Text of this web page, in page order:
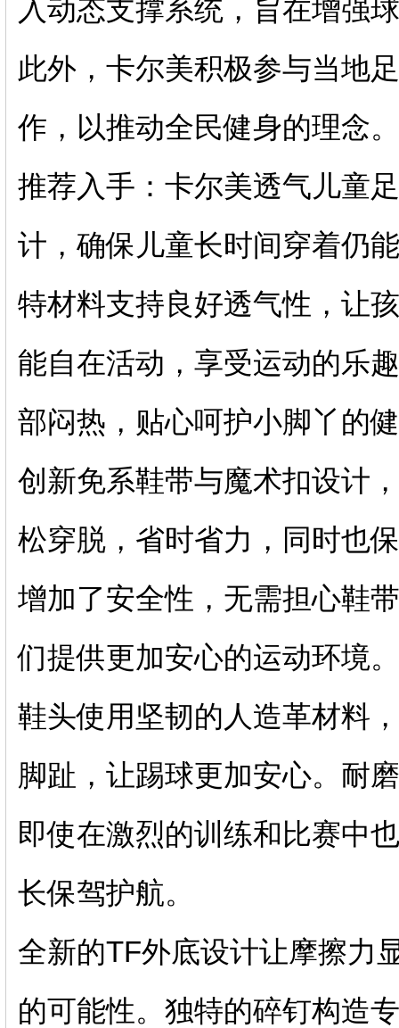
入动态支撑系统，旨在增强
此外，卡尔美积极参与当地
作，以推动全民健身的理念。
推荐入手：卡尔美透气儿童
计，确保儿童长时间穿着仍
特材料支持良好透气性，让
能自在活动，享受运动的乐
部闷热，贴心呵护小脚丫的
创新免系鞋带与魔术扣设计
松穿脱，省时省力，同时也
增加了安全性，无需担心鞋
们提供更加安心的运动环境。
鞋头使用坚韧的人造革材料
脚趾，让踢球更加安心。耐
即使在激烈的训练和比赛中
长保驾护航。
全新的TF外底设计让摩擦力
的可能性。独特的碎钉构造